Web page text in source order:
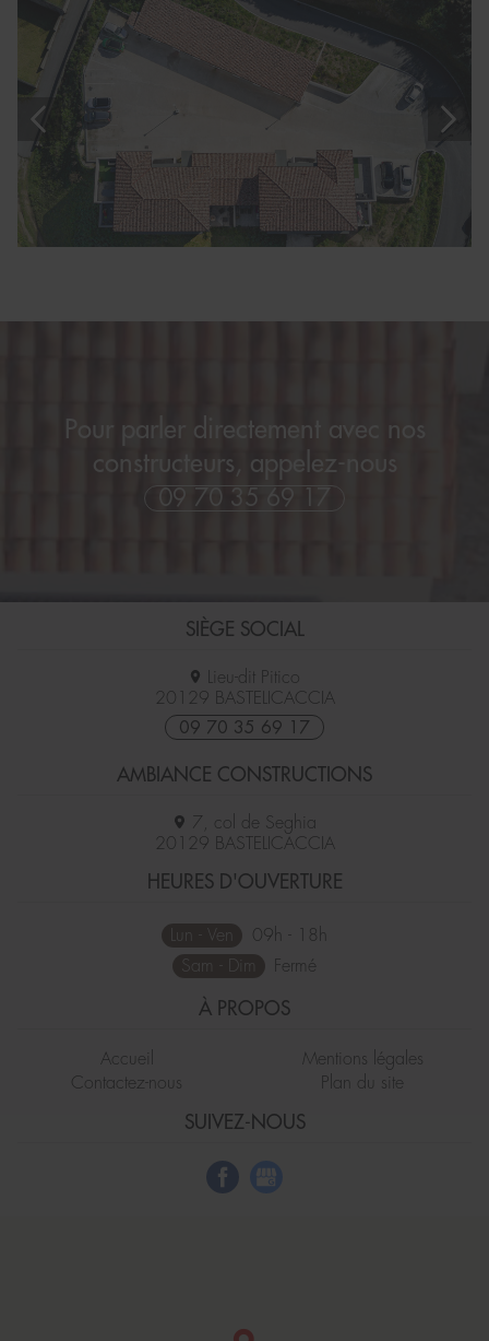
Pour parler directement avec nos
constructeurs, appelez-nous
09 70 35 69 17
AMBIANCE CONSTRUCTIONS
7, col de Seghia
20129 BASTELICACCIA
SIÈGE SOCIAL
Lieu-dit Pitico
20129 BASTELICACCIA
09 70 35 69 17
HEURES D'OUVERTURE
Lun - Ven
09h - 18h
Fermé
À PROPOS
Accueil
Contactez-nous
Mentions légales
Plan du site
SUIVEZ-NOUS